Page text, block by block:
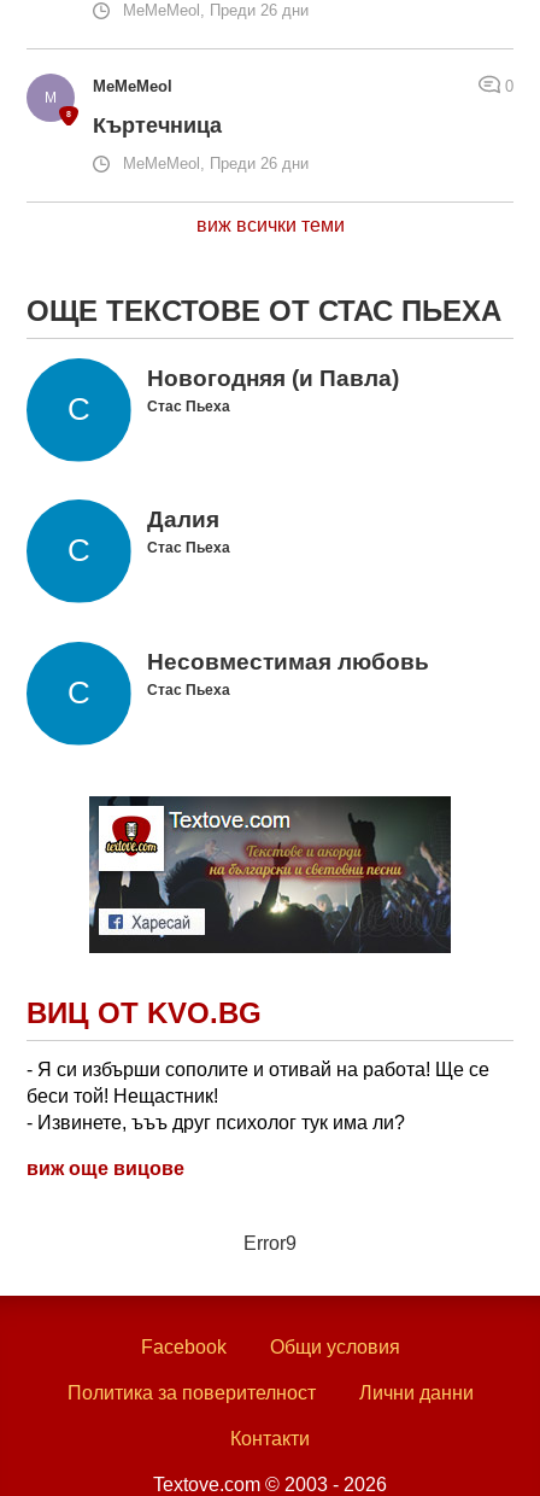
MeMeMeol, Преди 26 дни
MeMeMeol 0
Къртечница
MeMeMeol, Преди 26 дни
виж всички теми
ОЩЕ ТЕКСТОВЕ ОТ СТАС ПЬЕХА
Новогодняя (и Павла)
Стас Пьеха
Далия
Стас Пьеха
Несовместимая любовь
Стас Пьеха
ВИЦ ОТ KVO.BG
- Я си избърши сополите и отивай на работа! Ще се
беси той! Нещастник!
- Извинете, ъъъ друг психолог тук има ли?
виж още вицове
Error9
Facebook Общи условия
Политика за поверителност Лични данни
Контакти
Textove.com © 2003 - 2026